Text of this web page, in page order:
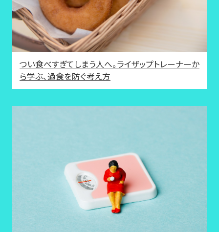
つい食べすぎてしまう人へ。ライザップトレーナーか
ら学ぶ、過食を防ぐ考え方